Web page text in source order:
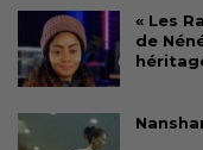
« Les
de